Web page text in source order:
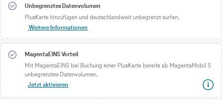
Unbegrenztes Datenvolumen
PlusKarte hinzufügen und deutschlandweit unbegrenzt surfen.
Weitere Informationen
MagentaEINS Vorteil
Mit MagentaEINS bei Buchung einer PlusKarte bereits ab MagentaMobil S
unbegrenztes Datenvolumen.
Jetzt aktivieren